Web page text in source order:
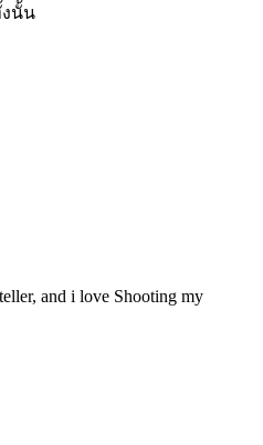
งนั้น
and i love Shooting my